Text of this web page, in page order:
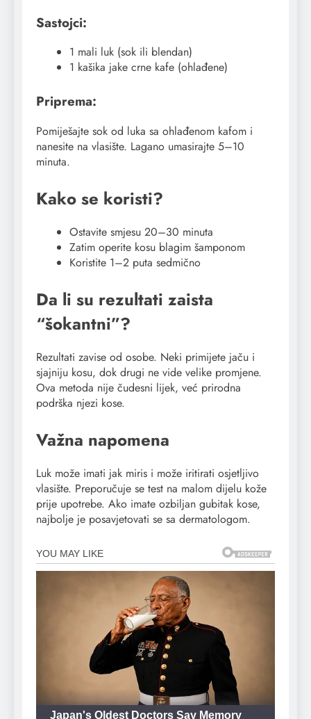
Sastojci:
1 mali luk (sok ili blendan)
1 kašika jake crne kafe (ohlađene)
Priprema:
Pomiješajte sok od luka sa ohlađenom kafom i
nanesite na vlasište. Lagano umasirajte 5–10
minuta.
Kako se koristi?
Ostavite smjesu 20–30 minuta
Zatim operite kosu blagim šamponom
Koristite 1–2 puta sedmično
Da li su rezultati zaista
“šokantni”?
Rezultati zavise od osobe. Neki primijete jaču i
sjajniju kosu, dok drugi ne vide velike promjene.
Ova metoda nije čudesni lijek, već prirodna
podrška njezi kose.
Važna napomena
Luk može imati jak miris i može iritirati osjetljivo
vlasište. Preporučuje se test na malom dijelu kože
prije upotrebe. Ako imate ozbiljan gubitak kose,
najbolje je posavjetovati se sa dermatologom.